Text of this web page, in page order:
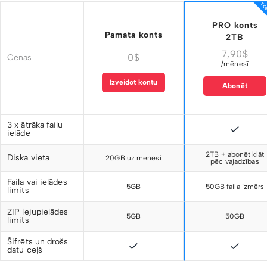
Cenas
Pamata konts
0$
Izveidot kontu
PRO konts
2TB
7,90$
/mēnesī
Abonēt
3 x ātrāka failu
ielāde
Diska vieta 20GB uz mēnesi
2TB + abonēt klāt
pēc vajadzības
Faila vai ielādes
limits
5GB 50GB faila izmērs
ZIP lejupielādes
limits
5GB 50GB
Šifrēts un drošs
datu ceļš